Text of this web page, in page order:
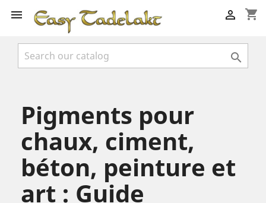
 shopping_cart


Pigments pour
chaux, ciment,
béton, peinture et
art : Guide